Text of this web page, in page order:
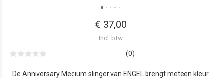
€ 37,00
Incl. btw
(0)
De Anniversary Medium slinger van ENGEL brengt meteen kleur